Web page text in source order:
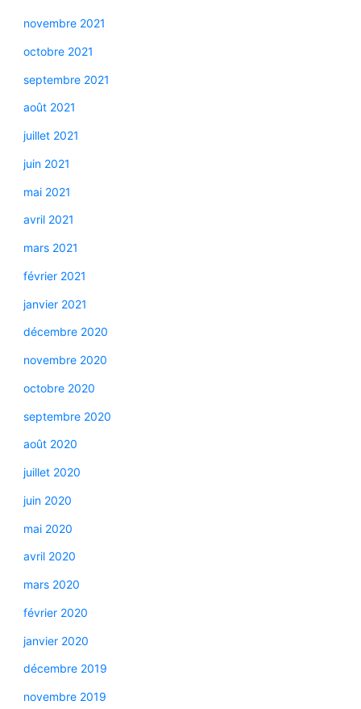
novembre 2021
octobre 2021
septembre 2021
août 2021
juillet 2021
juin 2021
mai 2021
avril 2021
mars 2021
février 2021
janvier 2021
décembre 2020
novembre 2020
octobre 2020
septembre 2020
août 2020
juillet 2020
juin 2020
mai 2020
avril 2020
mars 2020
février 2020
janvier 2020
décembre 2019
novembre 2019